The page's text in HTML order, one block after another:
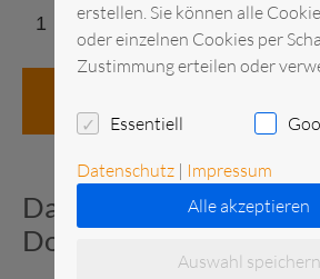
Datenblatt und
Dokumente
erstellen. Sie können alle
oder einzelnen Cookies per
Zustimmung erteilen oder
Essentiell
Datenschutz | Impressum
Alle akzeptieren
Auswahl speichern